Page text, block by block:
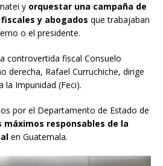
y orquestar una campaña de
y abogados que trabajaban
o el presidente.
controvertida fiscal Consuelo
derecha, Rafael Curruchiche, dirige
la Impunidad (Feci).
por el Departamento de Estado de
máximos responsables de la
en Guatemala.